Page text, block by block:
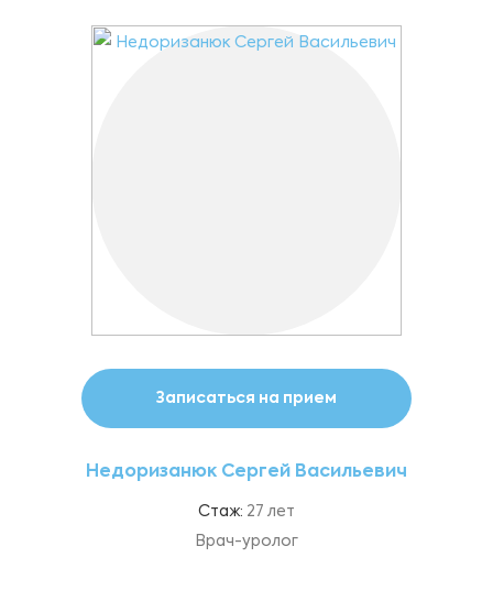
Записаться на прием
Недоризанюк Сергей Васильевич
Стаж: 27 лет
Врач-уролог